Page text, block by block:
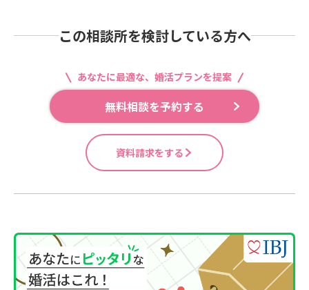
この相談所を検討している方へ
あなたに最適な、婚活プランを提案
無料相談を予約する
資料請求をする